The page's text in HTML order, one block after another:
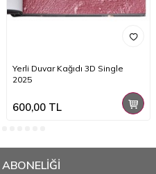
Yerli Duvar Kağıdı 3D Single
2025
600,00TL